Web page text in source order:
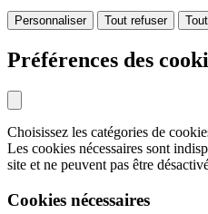
Personnaliser Tout refuser
Préférences des
Choisissez les catégories de
Les cookies nécessaires sont
site et ne peuvent pas être
Cookies nécessaires